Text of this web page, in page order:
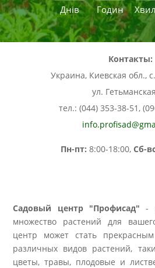
Днів Годин
Контакты:
Украина, Киевская обл.,
ул.
тел.: (044) 353-38-51,
Пн-пт: 8:00-18:00, Сб-
Садовый центр "Профисад" -
множество растений для
центр может стать
различных видов растений,
цветы, травы, плодовые и